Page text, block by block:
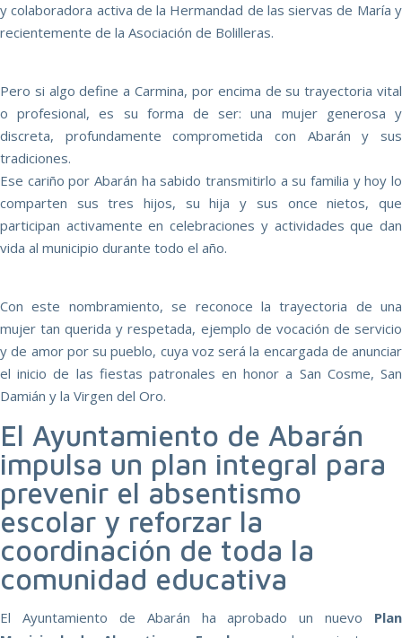
y colaboradora activa de la Hermandad de las siervas de María y
recientemente de la Asociación de Bolilleras.
Pero si algo define a Carmina, por encima de su trayectoria vital
o profesional, es su forma de ser: una mujer generosa y
discreta, profundamente comprometida con Abarán y sus
tradiciones.
Ese cariño por Abarán ha sabido transmitirlo a su familia y hoy lo
comparten sus tres hijos, su hija y sus once nietos, que
participan activamente en celebraciones y actividades que dan
vida al municipio durante todo el año.
Con este nombramiento, se reconoce la trayectoria de una
mujer tan querida y respetada, ejemplo de vocación de servicio
y de amor por su pueblo, cuya voz será la encargada de anunciar
el inicio de las fiestas patronales en honor a San Cosme, San
Damián y la Virgen del Oro.
El Ayuntamiento de Abarán
impulsa un plan integral para
prevenir el absentismo
escolar y reforzar la
coordinación de toda la
comunidad educativa
El Ayuntamiento de Abarán ha aprobado un nuevo Plan